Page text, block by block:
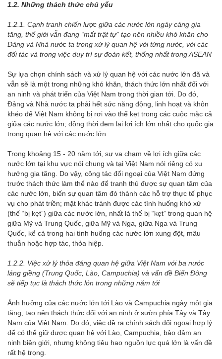
1.2. Những thách thức chủ yếu
1.2.1. Cạnh tranh chiến lược giữa các nước lớn ngày càng gia
tăng, thế giới vẫn đang “mất trật tự” tạo nên nhiều khó khăn cho
Đảng và Nhà nước ta trong xử lý quan hệ với từng nước, với các
đối tác và trong việc duy trì sự đoàn kết, thống nhất trong ASEAN
Sự lựa chọn chính sách và xử lý quan hệ với các nước lớn đã và
vẫn sẽ là một trong những khó khăn, thách thức lớn nhất đối với
an ninh và phát triển của Việt Nam trong thời gian tới. Do đó,
Đảng và Nhà nước ta phải hết sức năng động, linh hoạt và khôn
khéo để Việt Nam không bị rơi vào thế kẹt trong các cuộc mặc cả
giữa các nước lớn; đồng thời đem lại lợi ích lớn nhất cho quốc gia
trong quan hệ với các nước lớn.
Trong khoảng 15 - 20 năm tới, sự va chạm về lợi ích giữa các
nước lớn tại khu vực nói chung và tại Việt Nam nói riêng có xu
hướng gia tăng. Do vậy, công tác đối ngoại của Việt Nam đứng
trước thách thức làm thể nào để tranh thủ được sự quan tâm của
các nước lớn, biến sự quan tâm đó thành các hỗ trợ thực tế phục
vụ cho phát triền; mặt khác tránh được các tình huống khó xử
(thế “bị kẹt”) giữa các nước lớn, nhất là thế bị “kẹt” trong quan hệ
giữa Mỹ và Trung Quốc, giữa Mỹ và Nga, giữa Nga và Trung
Quốc, kể cả trong hai tình huống các nước lớn xung đột, mâu
thuẫn hoặc hợp tác, thỏa hiệp.
1.2.2. Việc xử lý thỏa đáng quan hệ giữa Việt Nam với ba nước
láng giềng (Trung Quốc, Lào, Campuchia) và vấn đề Biển Đông
sẽ tiếp tục là thách thức lớn trong những năm tới
Ảnh hưởng của các nước lớn tới Lào và Campuchia ngày một gia
tăng, tạo nên thách thức đối với an ninh ở sườn phía Tây và Tây
Nam của Việt Nam. Do đó, việc đề ra chính sách đối ngoại hợp lý
để có thể giữ được quan hệ với Lào, Campuchia, bảo đảm an
ninh biên giới, nhưng không tiêu hao nguồn lực quá lớn là vấn đề
rất hệ trọng.